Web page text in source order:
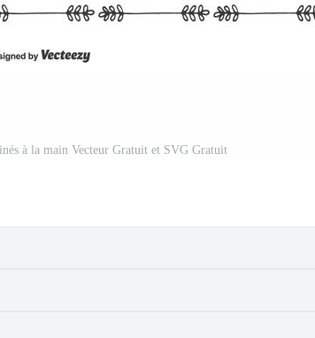
à la main Vecteur Gratuit et SVG Gratuit